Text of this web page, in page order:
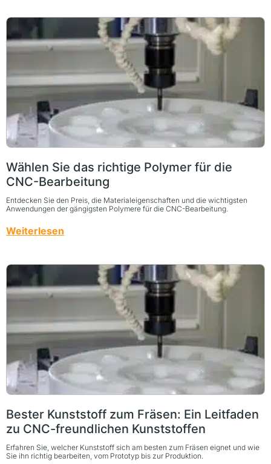
Wählen Sie das richtige Polymer für die
CNC-Bearbeitung
Entdecken Sie den Preis, die Materialeigenschaften und die wichtigsten
Anwendungen der gängigsten Polymere für die CNC-Bearbeitung.
Weiterlesen
Bester Kunststoff zum Fräsen: Ein Leitfaden
zu CNC-freundlichen Kunststoffen
Erfahren Sie, welcher Kunststoff sich am besten zum Fräsen eignet und wie
Sie ihn richtig bearbeiten, vom Prototyp bis zur Produktion.